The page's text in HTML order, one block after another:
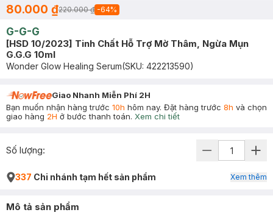
80.000 ₫220.000 ₫ -64%
G-G-G
[HSD 10/2023] Tinh Chất Hỗ Trợ Mờ Thâm, Ngừa Mụn
G.G.G 10ml
Wonder Glow Healing Serum(SKU: 422213590)
Giao Nhanh Miễn Phí 2H
Bạn muốn nhận hàng trước 10h hôm nay. Đặt hàng trước 8h và chọn
giao hàng 2H ở bước thanh toán. Xem chi tiết
Số lượng:
337 Chi nhánh tạm hết sản phẩm Xem thêm
Mô tả sản phẩm